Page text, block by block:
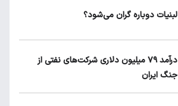
دارد؟
عدالت چیست؟
لبنیات دوباره گران می‌شود؟
درآمد ۷۹ میلیون دلاری شرکت‌های نفتی از
جنگ ایران